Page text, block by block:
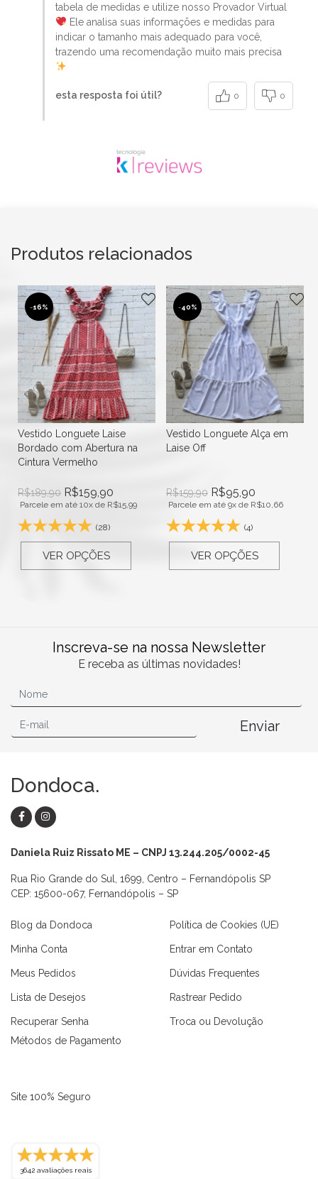
Macaquinhos
tabela de medidas e utilize nosso Provador Virtual
Ele analisa suas informações e medidas para
indicar o tamanho mais adequado para você,
trazendo uma recomendação muito mais precisa
esta resposta foi útil? 0 0
Produtos relacionados
-16%
Vestido Longuete Laise
Bordado com Abertura na
Cintura Vermelho
R$189,90 R$159,90
Parcele em até 10x de R$15,99
(28)
VER OPÇÕES
-40%
Vestido Longuete Alça em
Laise Off
R$159,90 R$95,90
Parcele em até 9x de R$10,66
(4)
VER OPÇÕES
Inscreva-se na nossa Newsletter
E receba as últimas novidades!
Enviar
Dondoca.
Daniela Ruiz Rissato ME – CNPJ 13.244.205/0002-45
Rua Rio Grande do Sul, 1699, Centro – Fernandópolis SP
CEP: 15600-067, Fernandópolis – SP
Blog da Dondoca
Minha Conta
Meus Pedidos
Lista de Desejos
Recuperar Senha
Política de Cookies (UE)
Entrar em Contato
Dúvidas Frequentes
Rastrear Pedido
Troca ou Devolução
Métodos de Pagamento
Site 100% Seguro
3642 avaliações reais